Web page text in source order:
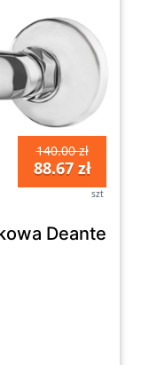
140.00 zł
88.67 zł
szt
Deante